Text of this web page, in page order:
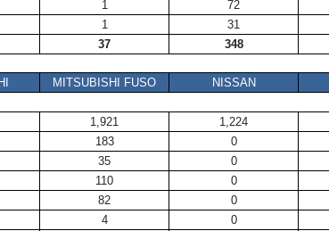
1 72
1 31
37 348
MITSUBISHI FUSO NISSAN
1,921 1,224
183 0
35 0
110 0
82 0
4 0